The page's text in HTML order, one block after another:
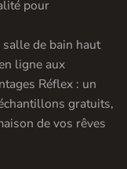
pour
de bain haut
ligne aux
Réflex : un
gratuits,
de vos rêves